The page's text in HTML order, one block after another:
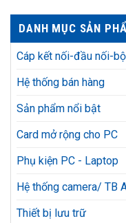
DANH MỤC SẢN
Cáp kết nối-đầu nối-
Hệ thống bán hàng
Sản phẩm nổi bật
Card mở rộng cho PC
Phụ kiện PC - Laptop
Hệ thống camera/ TB
Thiết bị lưu trữ